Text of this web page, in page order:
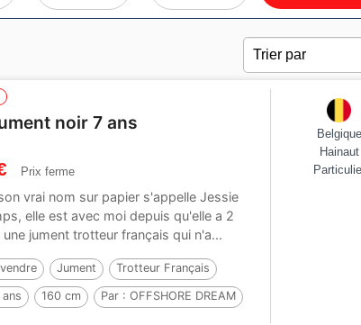
noir 7 ans
Prix ferme
vrai nom sur papier s'appelle Jessie
elle est avec moi depuis qu'elle a 2
jument trotteur français qui n'a...
Jument Trotteur Français
ans 160 cm Par :OFFSHORE DREAM
Belgique
Hainaut